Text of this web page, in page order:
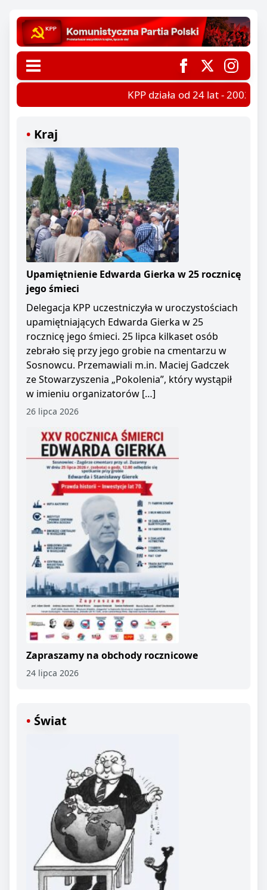
KPP działa od 24 lat - 2002-
Kraj
Upamiętnienie Edwarda Gierka w 25 rocznicę
jego śmieci
Delegacja KPP uczestniczyła w uroczystościach
upamiętniających Edwarda Gierka w 25
rocznicę jego śmieci. 25 lipca kilkaset osób
zebrało się przy jego grobie na cmentarzu w
Sosnowcu. Przemawiali m.in. Maciej Gadczek
ze Stowarzyszenia „Pokolenia”, który wystąpił
w imieniu organizatorów […]
26 lipca 2026
Zapraszamy na obchody rocznicowe
24 lipca 2026
Świat